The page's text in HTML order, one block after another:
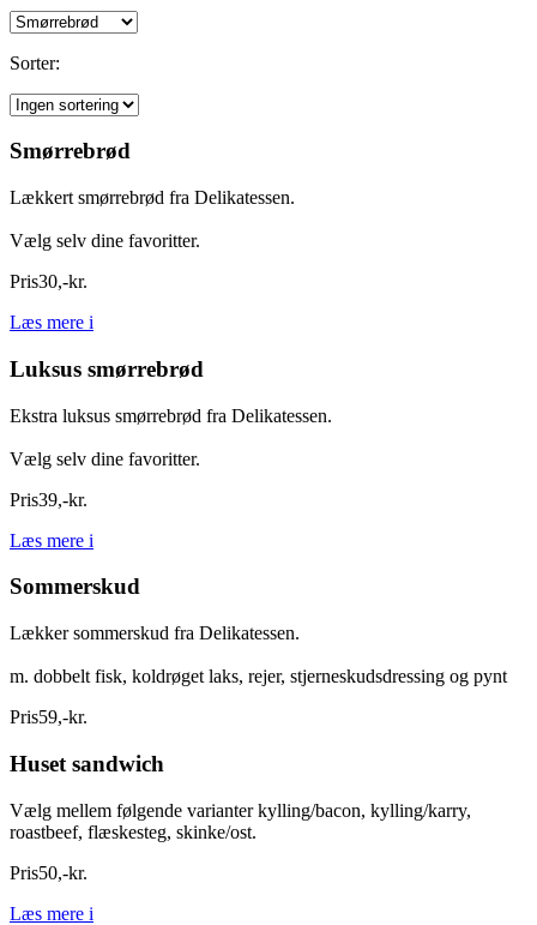
Sorter:
Smørrebrød
Lækkert smørrebrød fra Delikatessen.
Vælg selv dine favoritter.
Pris30,-kr.
Læs mere i
Luksus smørrebrød
Ekstra luksus smørrebrød fra Delikatessen.
Vælg selv dine favoritter.
Pris39,-kr.
Læs mere i
Sommerskud
Lækker sommerskud fra Delikatessen.
m. dobbelt fisk, koldrøget laks, rejer, stjerneskudsdressing og pynt
Pris59,-kr.
Huset sandwich
Vælg mellem følgende varianter kylling/bacon, kylling/karry,
roastbeef, flæskesteg, skinke/ost.
Pris50,-kr.
Læs mere i